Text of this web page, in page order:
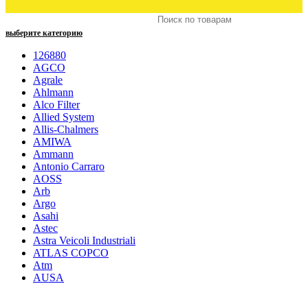
выберите категорию
126880
AGCO
Agrale
Ahlmann
Alco Filter
Allied System
Allis-Chalmers
AMIWA
Ammann
Antonio Carraro
AOSS
Arb
Argo
Asahi
Astec
Astra Veicoli Industriali
ATLAS COPCO
Atm
AUSA